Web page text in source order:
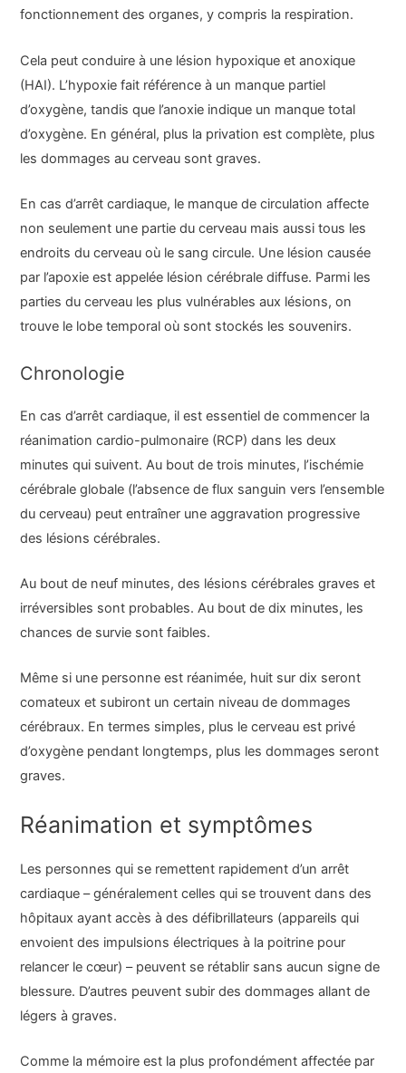
fonctionnement des organes, y compris la respiration.
Cela peut conduire à une lésion hypoxique et anoxique
(HAI). L’hypoxie fait référence à un manque partiel
d’oxygène, tandis que l’anoxie indique un manque total
d’oxygène. En général, plus la privation est complète, plus
les dommages au cerveau sont graves.
En cas d’arrêt cardiaque, le manque de circulation affecte
non seulement une partie du cerveau mais aussi tous les
endroits du cerveau où le sang circule. Une lésion causée
par l’apoxie est appelée lésion cérébrale diffuse. Parmi les
parties du cerveau les plus vulnérables aux lésions, on
trouve le lobe temporal où sont stockés les souvenirs.
Chronologie
En cas d’arrêt cardiaque, il est essentiel de commencer la
réanimation cardio-pulmonaire (RCP) dans les deux
minutes qui suivent. Au bout de trois minutes, l’ischémie
cérébrale globale (l’absence de flux sanguin vers l’ensemble
du cerveau) peut entraîner une aggravation progressive
des lésions cérébrales.
Au bout de neuf minutes, des lésions cérébrales graves et
irréversibles sont probables. Au bout de dix minutes, les
chances de survie sont faibles.
Même si une personne est réanimée, huit sur dix seront
comateux et subiront un certain niveau de dommages
cérébraux. En termes simples, plus le cerveau est privé
d’oxygène pendant longtemps, plus les dommages seront
graves.
Réanimation et symptômes
Les personnes qui se remettent rapidement d’un arrêt
cardiaque – généralement celles qui se trouvent dans des
hôpitaux ayant accès à des défibrillateurs (appareils qui
envoient des impulsions électriques à la poitrine pour
relancer le cœur) – peuvent se rétablir sans aucun signe de
blessure. D’autres peuvent subir des dommages allant de
légers à graves.
Comme la mémoire est la plus profondément affectée par